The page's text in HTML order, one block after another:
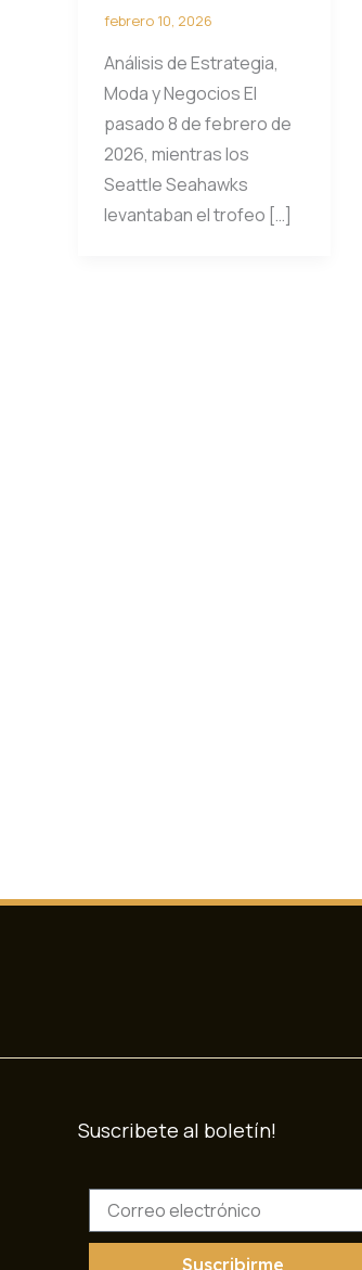
febrero 10, 2026
Análisis de Estrategia,
Moda y Negocios El
pasado 8 de febrero de
2026, mientras los
Seattle Seahawks
levantaban el trofeo […]
Suscribete al boletín!
r
Suscribirme